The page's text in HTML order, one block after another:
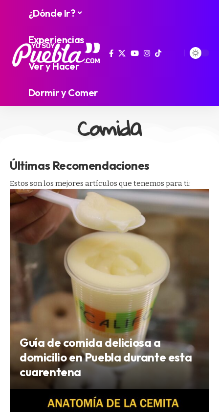
¿Dónde Ir?
Experiencias
Ver y Hacer
Dormir y Comer
Comida
Últimas Recomendaciones
Estos son los mejores artículos que tenemos para ti:
Guía de comida deliciosa a
domicilio en Puebla durante esta
cuarentena